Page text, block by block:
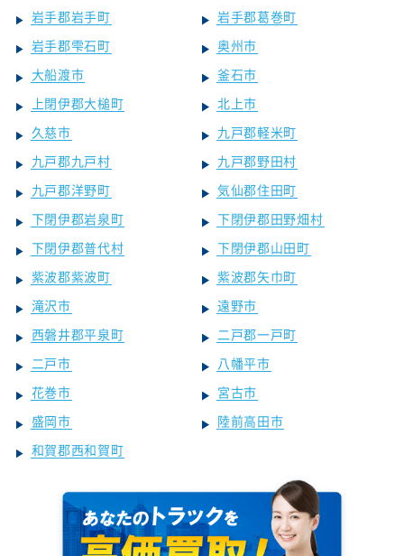
岩手郡岩手町
岩手郡葛巻町
岩手郡雫石町
奥州市
大船渡市
釜石市
上閉伊郡大槌町
北上市
久慈市
九戸郡軽米町
九戸郡九戸村
九戸郡野田村
九戸郡洋野町
気仙郡住田町
下閉伊郡岩泉町
下閉伊郡田野畑村
下閉伊郡普代村
下閉伊郡山田町
紫波郡紫波町
紫波郡矢巾町
滝沢市
遠野市
西磐井郡平泉町
二戸郡一戸町
二戸市
八幡平市
花巻市
宮古市
盛岡市
陸前高田市
和賀郡西和賀町